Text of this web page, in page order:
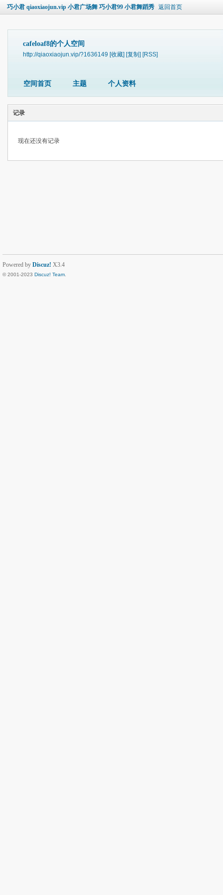
巧小君 qiaoxiaojun.vip 小君广场舞 巧小君99 小君舞蹈秀 返回首页
cafeloaf8的个人空间
http://qiaoxiaojun.vip/?1636149 [收藏] [复制] [RSS]
空间首页 主题 个人资料
记录
现在还没有记录
Powered by Discuz! X3.4
© 2001-2023 Discuz! Team